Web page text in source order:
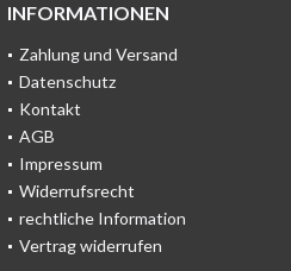
INFORMATIONEN
Zahlung und Versand
Datenschutz
Kontakt
AGB
Impressum
Widerrufsrecht
rechtliche Information
Vertrag widerrufen